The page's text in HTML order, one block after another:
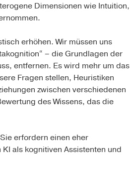
Dimensionen wie Intuition,
erhöhen. Wir müssen uns
– die Grundlagen der
entfernen. Es wird mehr um das
Fragen stellen, Heuristiken
zwischen verschiedenen
des Wissens, das die
erfordern einen eher
als kognitiven Assistenten und